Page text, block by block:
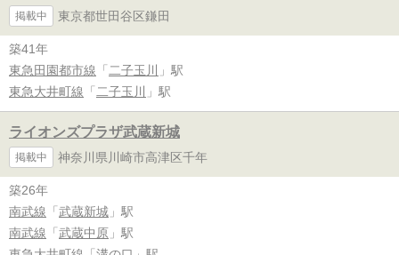
掲載中 東京都世田谷区鎌田
築41年
東急田園都市線 「 二子玉川
」駅
東急大井町線 「 二子玉川 」駅
ライオンズプラザ武蔵新城
掲載中 神奈川県川崎市高津区千年
築26年
南武線 「 武蔵新城 」駅
南武線 「 武蔵中原 」駅